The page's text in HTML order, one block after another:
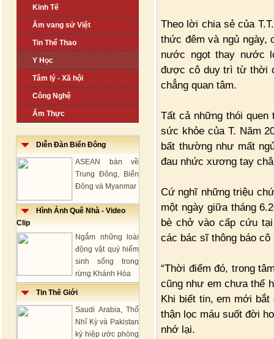
Kinh Tế
Âm vang sử Việt
Tin Thể Thao
Y Học
Tâm lý - Xã hội
Công Nghệ
Ẩm Thực
Diễn Đàn Biển Đông
ASEAN bàn về
Trung Đông, Biển
Đông và Myanmar
Hình Ảnh Quê Nhà - Video
Clip
Ngắm những loài
động vật quý hiếm
sinh sống trong
rừng Khánh Hòa
Tin Thế Giới
Saudi Arabia, Thổ
Nhĩ Kỳ và Pakistan
ký hiệp ước phòng
Theo lời chia sẻ của
thức đêm và ngủ ngày,
nước ngọt thay nước
được cô duy trì từ thời
chẳng quan tâm.
Tất cả những thói
sức khỏe của T. Năm
bất thường như mất
đau nhức xương tay
Cứ nghĩ những triệu
một ngày giữa tháng
bè chở vào cấp cứu
các bác sĩ thông báo
“Thời điểm đó, trong
cũng như em chưa thể
Khi biết tin, em mới bắt
thận lọc máu suốt đời
nhớ lại.